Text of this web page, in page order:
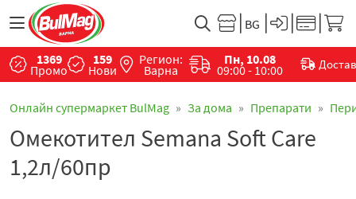
1369
Промо
159
Нови
Регион:
Варна
Пн, 10.08
09:00 - 10:00
Онлайн супермаркет BulMag За дома Препарати
Омекотител Semana Soft Care
1,2л/60пр